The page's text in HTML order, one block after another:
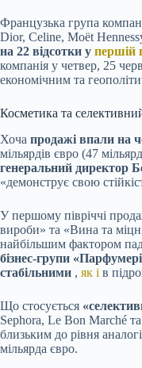
Французька група
Dior, Celine, Moët
на 22 відсотки у першій
компанія у четвер, 25
економічним та
Косметика та
Хоча продажі впали на
мільярдів євро (47
генеральний директор
«демонструє свою
У першому півріччі
вироби» та «Вина та
найбільшим фактором
бізнес-групи
стабільними , як і в
Що стосується
Sephora, Le Bon Marché
близьким до рівня
мільярда євро.